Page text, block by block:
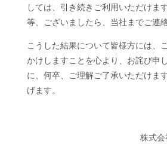
しては、引き続きご利用いただけま
等、ございましたら、当社までご連絡
こうした結果について皆様方には、
かけしますことを心より、お詫び申
に、何卒、ご理解ご了承いただけま
げます。
株式